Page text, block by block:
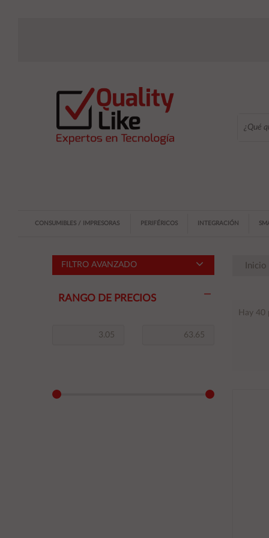
CONSUMIBLES / IMPRESORAS PERIFÉRICOS INTEGRACIÓN
FILTRO AVANZADO
RANGO DE PRECIOS
Inicio
Hay